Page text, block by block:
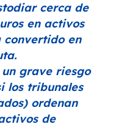
cerca de
en activos
convertido en
grave riesgo
los tribunales
ordenan
de